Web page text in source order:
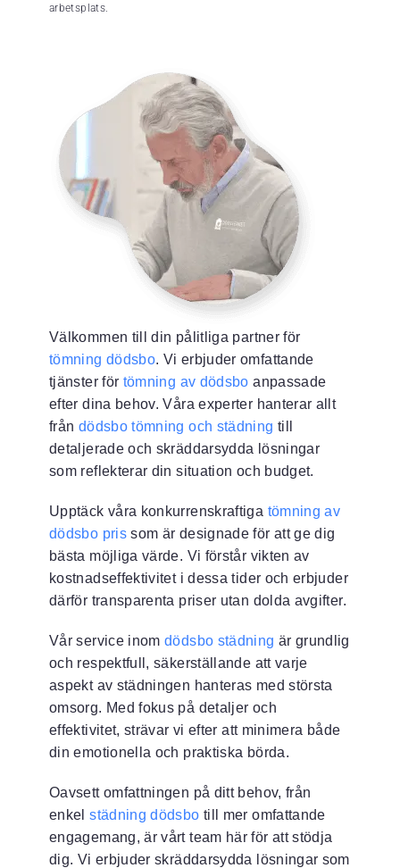
arbetsplats.
Välkommen till din pålitliga partner för
tömning dödsbo. Vi erbjuder omfattande
tjänster för tömning av dödsbo anpassade
efter dina behov. Våra experter hanterar allt
från dödsbo tömning och städning till
detaljerade och skräddarsydda lösningar
som reflekterar din situation och budget.
Upptäck våra konkurrenskraftiga tömning av
dödsbo prissom är designade för att ge dig
bästa möjliga värde. Vi förstår vikten av
kostnadseffektivitet i dessa tider och erbjuder
därför transparenta priser utan dolda avgifter.
Vår service inomdödsbo städning är grundlig
och respektfull, säkerställande att varje
aspekt av städningen hanteras med största
omsorg. Med fokus på detaljer och
effektivitet, strävar vi efter att minimera både
din emotionella och praktiska börda.
Oavsett omfattningen på ditt behov, från
enkelstädning dödsbo till mer omfattande
engagemang, är vårt team här för att stödja
dig. Vi erbjuder skräddarsydda lösningar som